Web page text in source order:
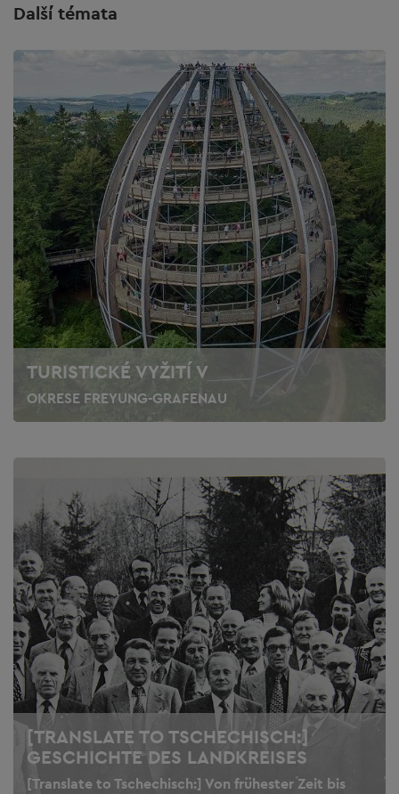
Další témata
TURISTICKÉ VYŽITÍ V
OKRESE FREYUNG-GRAFENAU
[TRANSLATE TO TSCHECHISCH:]
GESCHICHTE DES LANDKREISES
[Translate to Tschechisch:] Von frühester Zeit bis